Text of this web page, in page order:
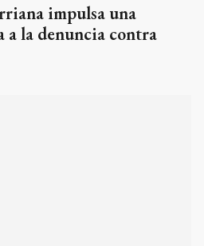
impulsa una
a la denuncia contra